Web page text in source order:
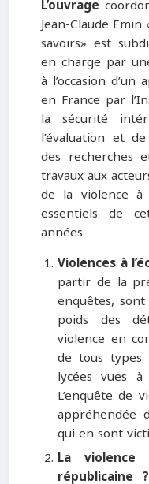
L’ouvrage
Jean-Claude Emin
savoirs» est
en charge par
à l’occasion
en France par
la sécurité
l’évaluation et
des recherches
travaux aux
de la violence à
essentiels de
années.
Violences à
partir de la
enquêtes,
poids des
violence en
de tous types
lycées vues
L’enquête de
appréhendée
qui en sont
La
républicaine ?